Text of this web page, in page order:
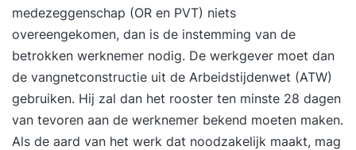
medezeggenschap (OR en PVT) niets
overeengekomen, dan is de instemming van de
betrokken werknemer nodig. De werkgever moet dan
de vangnetconstructie uit de Arbeidstijdenwet (ATW)
gebruiken. Hij zal dan het rooster ten minste 28 dagen
van tevoren aan de werknemer bekend moeten maken.
Als de aard van het werk dat noodzakelijk maakt, mag